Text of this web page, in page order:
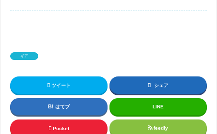
ギア
ツイート シェア
はてブ LINE
Pocket feedly